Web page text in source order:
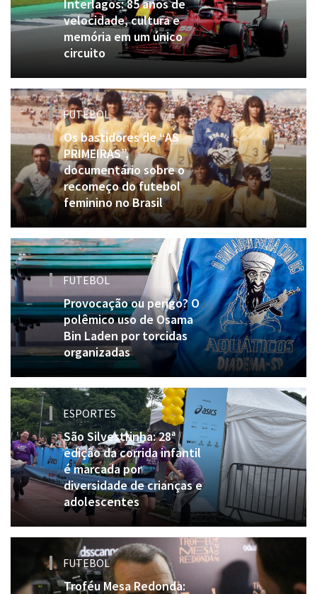
Interlagos: 85 anos de
velocidade, cultura e
memória em um único
circuito
FUTEBOL
Os bastidores de “AS
PRIMEIRAS”,
documentário sobre o
recomeço do futebol
feminino no Brasil
FUTEBOL
Provocação ou perigo? O
polêmico uso de Osama
Bin Laden por torcidas
organizadas
ESPORTES
São Silvestrinha: 28ª
edição da corrida infantil
é marcada por
diversidade de crianças e
adolescentes
FUTEBOL
Troféu Mesa Redonda: